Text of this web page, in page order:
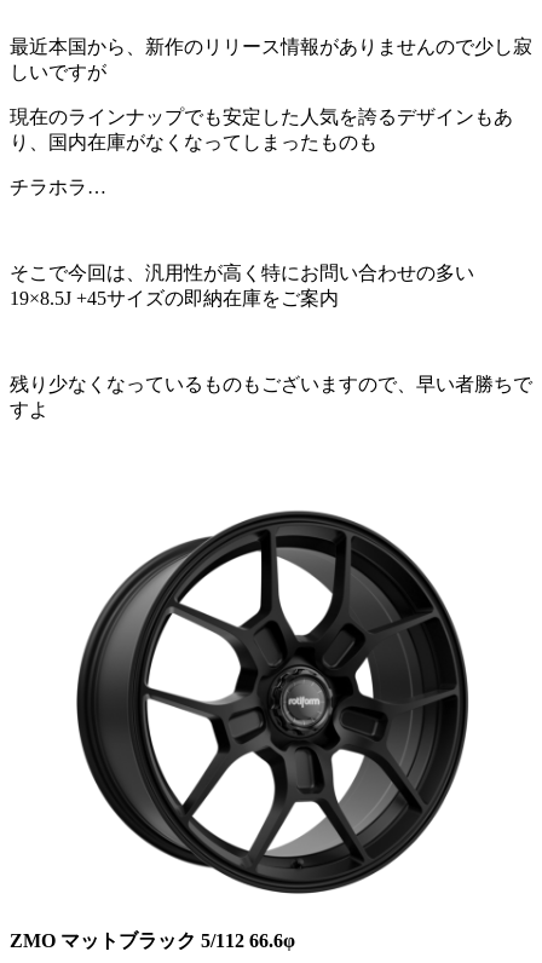
最近本国から、新作のリリース情報がありませんので少し寂
しいですが
現在のラインナップでも安定した人気を誇るデザインもあ
り、国内在庫がなくなってしまったものも
チラホラ…
そこで今回は、汎用性が高く特にお問い合わせの多い
19×8.5J +45サイズの即納在庫をご案内
残り少なくなっているものもございますので、早い者勝ちで
すよ
ZMO マットブラック 5/112 66.6φ